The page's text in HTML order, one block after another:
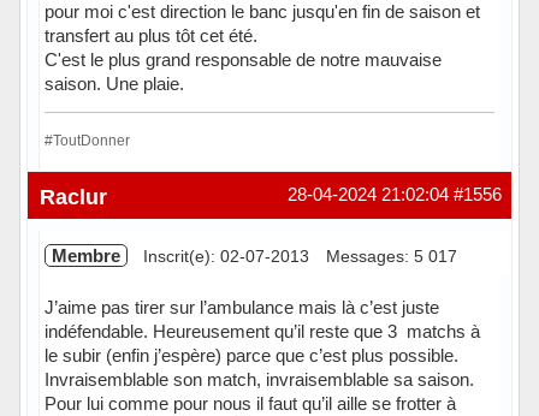
pour moi c'est direction le banc jusqu'en fin de saison et
transfert au plus tôt cet été.
C'est le plus grand responsable de notre mauvaise
saison. Une plaie.
#ToutDonner
Hors ligne #1556
28-04-2024 21:02:04
Raclur
Membre Inscrit(e): 02-07-2013 Messages: 5 017
J’aime pas tirer sur l’ambulance mais là c’est juste
indéfendable. Heureusement qu’il reste que 3 matchs à
le subir (enfin j’espère) parce que c’est plus possible.
Invraisemblable son match, invraisemblable sa saison.
Pour lui comme pour nous il faut qu’il aille se frotter à